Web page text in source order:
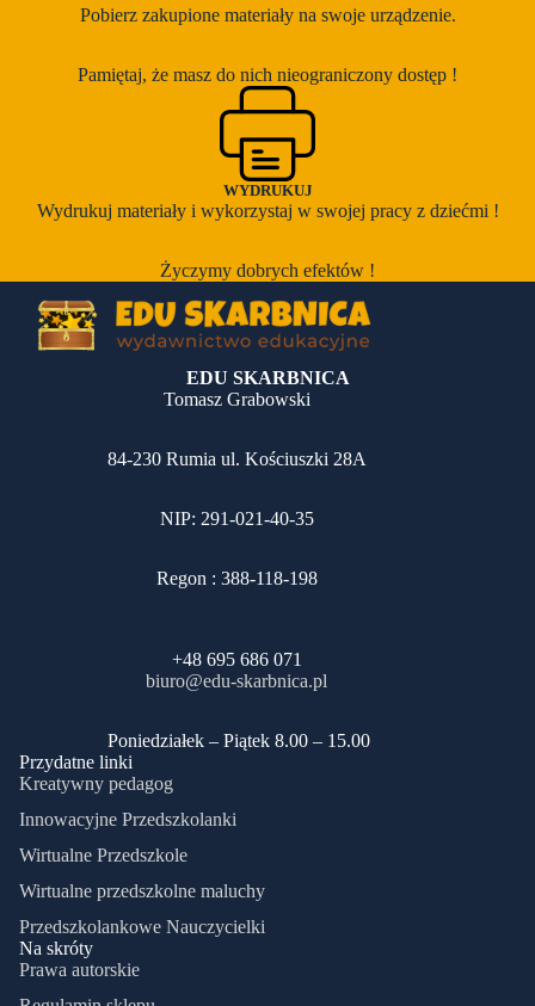
Pobierz zakupione materiały na swoje urządzenie.
Pamiętaj, że masz do nich nieograniczony dostęp !
WYDRUKUJ
Wydrukuj materiały i wykorzystaj w swojej pracy z dziećmi !
Życzymy dobrych efektów !
EDU SKARBNICA
Tomasz Grabowski
84-230 Rumia ul. Kościuszki 28A
NIP: 291-021-40-35
Regon : 388-118-198
+48 695 686 071
biuro@edu-skarbnica.pl
​Poniedziałek – Piątek 8.00 – 15.00
Przydatne linki
Kreatywny pedagog
Innowacyjne Przedszkolanki
Wirtualne Przedszkole
Wirtualne przedszkolne maluchy
Przedszkolankowe Nauczycielki
Na skróty
Prawa autorskie